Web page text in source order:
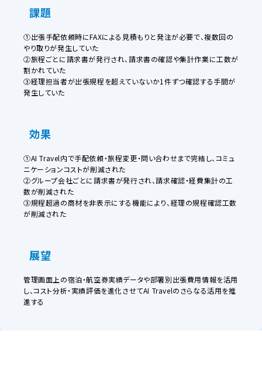
課題
①出張手配依頼時にFAXによる見積もりと発注が必要で、複数回の
やり取りが発生していた
②旅程ごとに請求書が発行され、請求書の確認や集計作業に工数が
割かれていた
③経理担当者が出張規程を超えていないか1件ずつ確認する手間が
発生していた
効果
①AI Travel内で手配依頼・旅程変更・問い合わせまで完結し、コミュ
ニケーションコストが削減された
②グループ会社ごとに請求書が発行され、請求確認・経費集計の工
数が削減された
③規程超過の商材を非表示にする機能により、経理の規程確認工数
が削減された
展望
管理画面上の宿泊・航空券実績データや部署別出張費用情報を活用
し、コスト分析・実績評価を進化させてAI Travelのさらなる活用を推
進する